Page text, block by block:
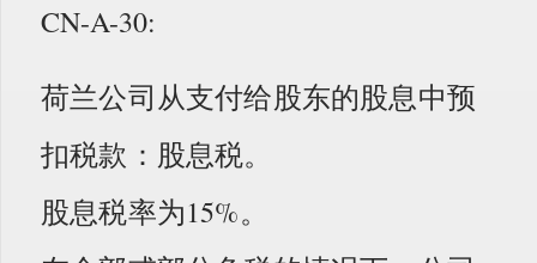
CN-A-30:
荷兰公司从支付给股东的股息中预
扣税款：股息税。
股息税率为15%。